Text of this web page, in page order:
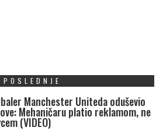
POSLEDNJE
Manchester Uniteda oduševio
Mehaničaru platio reklamom, ne
(VIDEO)